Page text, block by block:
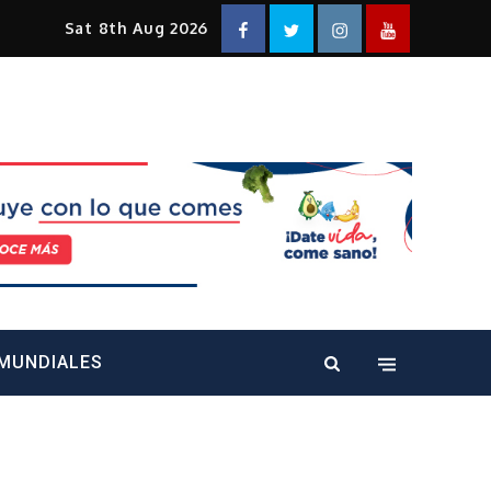
Sat 8th Aug 2026 FacebookTwitterInstagramYouTube